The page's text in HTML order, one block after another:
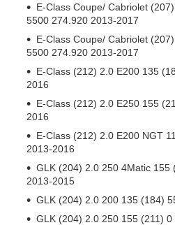
E-Class Coupe/ Cabriolet
5500 274.920 2013-2017
E-Class Coupe/ Cabriolet
5500 274.920 2013-2017
E-Class (212) 2.0 E200 135
2016
E-Class (212) 2.0 E250 155
2016
E-Class (212) 2.0 E200 NGT
2013-2016
GLK (204) 2.0 250 4Matic 155
2013-2015
GLK (204) 2.0 200 135 (184)
GLK (204) 2.0 250 155 (211)